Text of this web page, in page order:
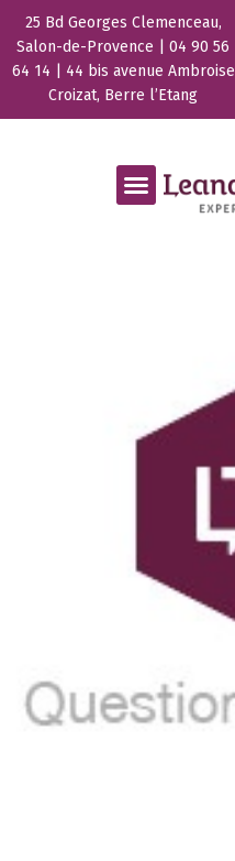
25 Bd Georges Clemenceau,
Salon-de-Provence | 04 90 56
64 14 | 44 bis avenue Ambroise
Croizat, Berre l’Etang